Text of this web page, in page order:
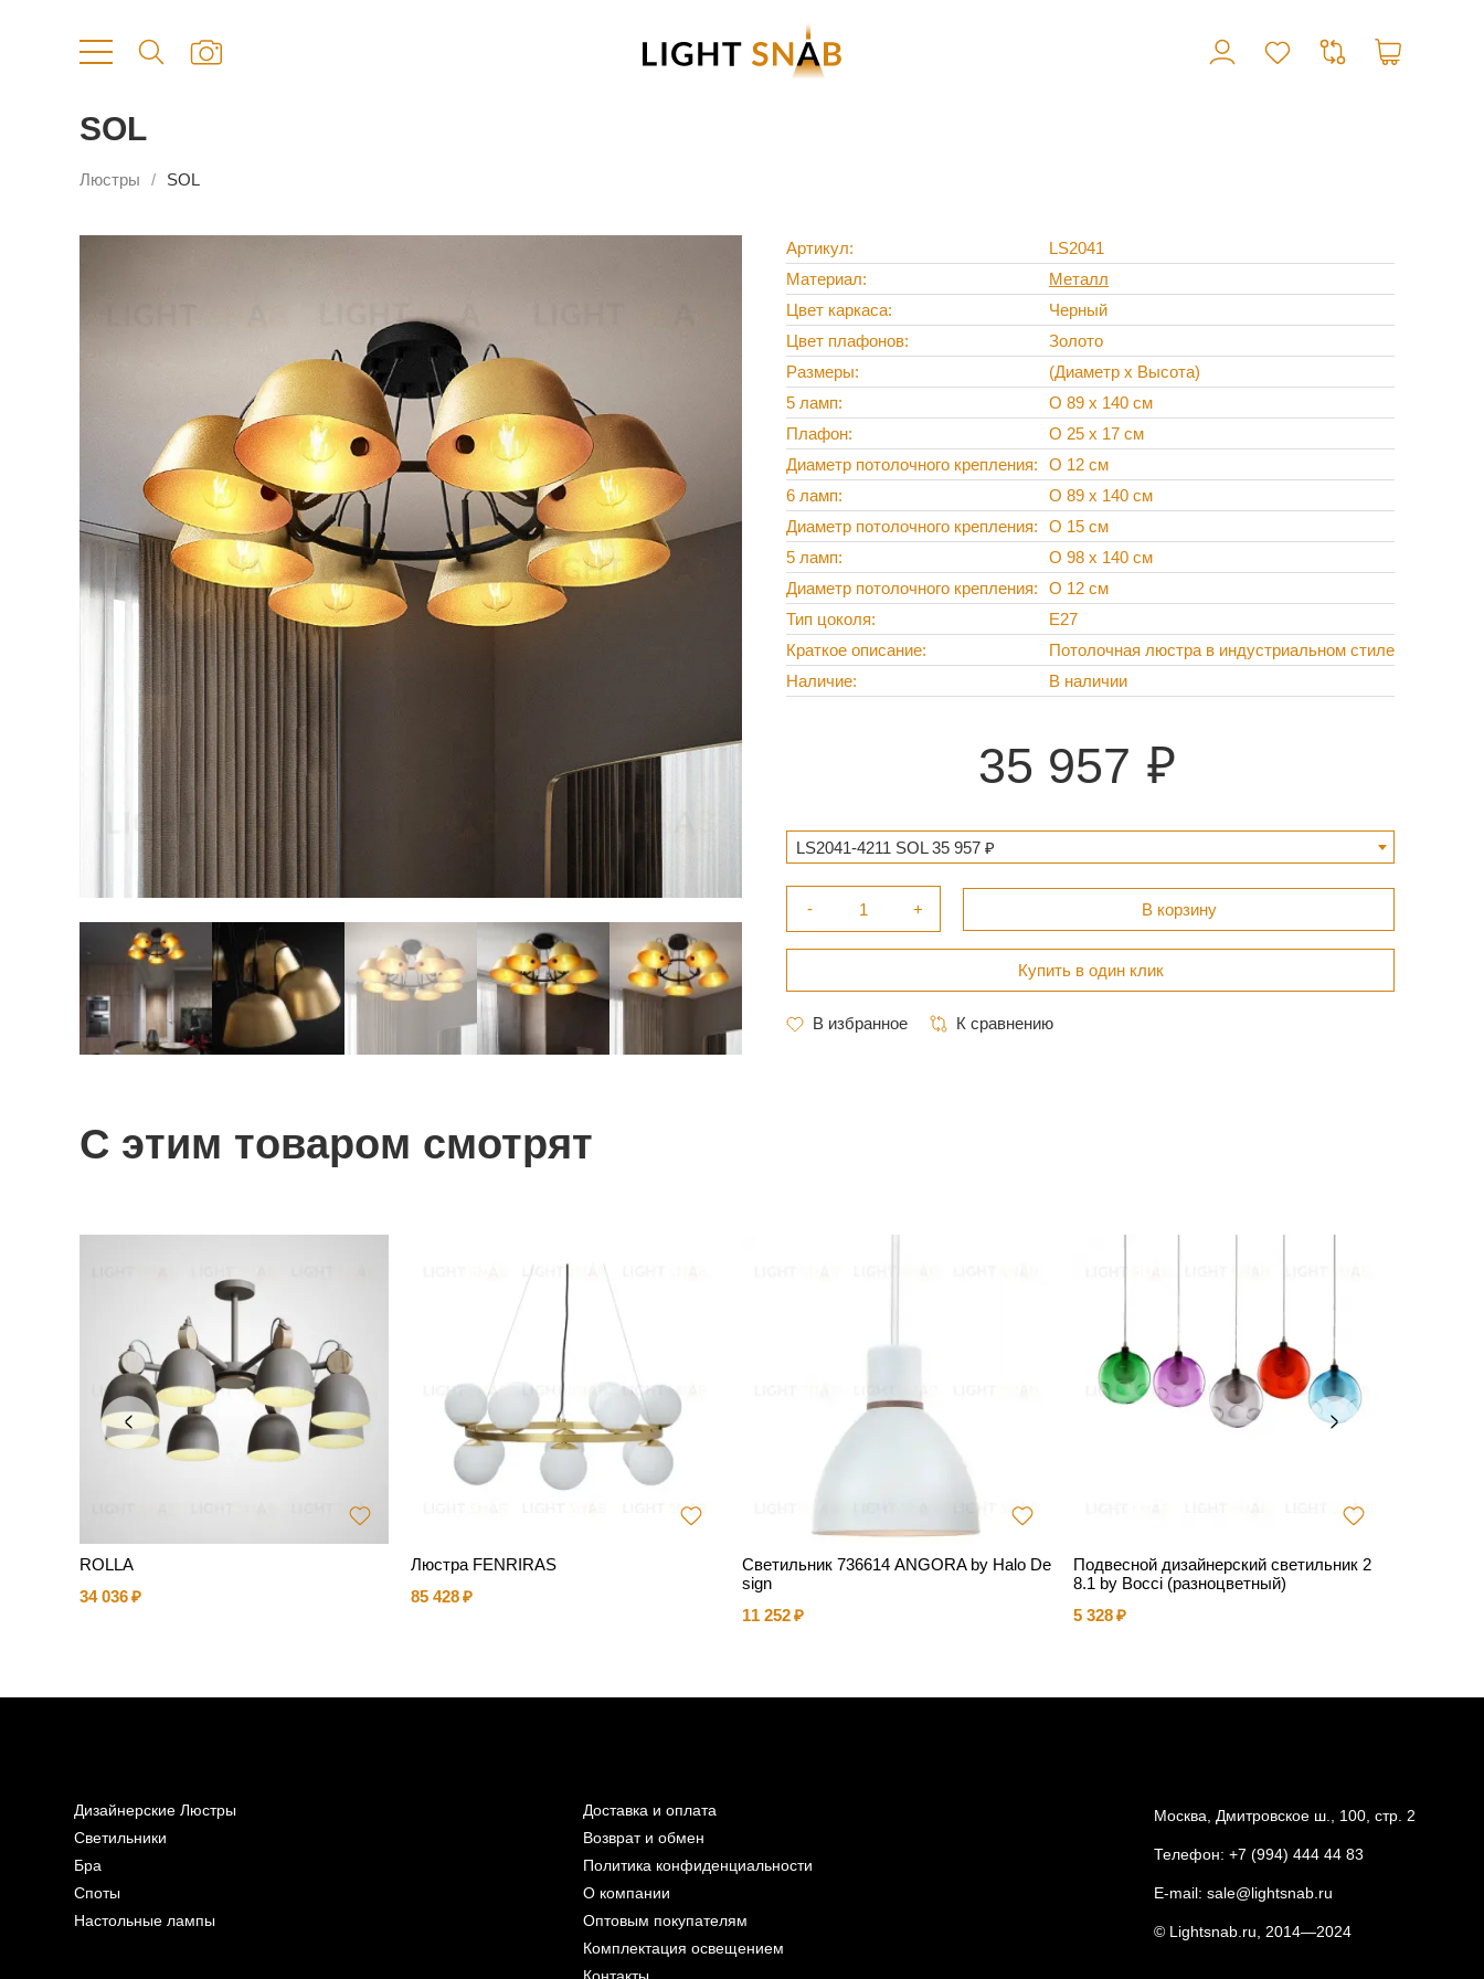
SOL
Люстры SOL
Артикул
LS2041
Материал
Металл
Цвет каркаса
Черный
Цвет плафонов
Золото
Размеры
(Диаметр х Высота)
5 ламп
O 89 х 140 см
Плафон
O 25 х 17 см
Диаметр потолочного крепления
O 12 см
6 ламп
O 89 х 140 см
Диаметр потолочного крепления
O 15 см
5 ламп
O 98 х 140 см
Диаметр потолочного крепления
O 12 см
Тип цоколя
Е27
Краткое описание
Потолочная люстра в индустриальном стиле
Наличие
В наличии
35 957
LS2041-4211 SOL 35 957 ₽
С этим товаром смотрят
ROLLA
34 036
Люстра FENRIRAS
85 428
Светильник 736614 ANGORA by Halo De
sign
11 252
Подвесной дизайнерский светильник 2
8.1 by Bocci (разноцветный)
5 328
Дизайнерские Люстры
Светильники
Бра
Споты
Настольные лампы
Доставка и оплата
Возврат и обмен
Политика конфиденциальности
О компании
Оптовым покупателям
Комплектация освещением
Москва, Дмитровское ш., 100, стр. 2
Телефон: +7 (994) 444 44 83
E-mail: sale@lightsnab.ru
© Lightsnab.ru, 2014—2024